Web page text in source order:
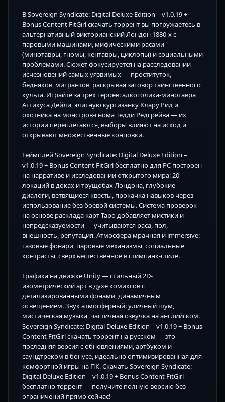
В Sovereign Syndicate: Digital Deluxe Edition – v1.0.19 +
Bonus Content FitGirl скачать торрент вы погружаетесь в
альтернативный викторианский Лондон 1880-х с
паровыми машинами, мифическими расами
(минотавры, гномы, кентавры, циклопы) и социальными
проблемами. Сюжет фокусируется на расследовании
исчезновений самых уязвимых — проституток,
бедняков, мигрантов, раскрывая заговор таинственного
культа. Играйте за трех героев: алкоголика-минотавра
Аттикуса Дейли, элитную куртизанку Клару Рид и
охотника на монстров-гнома Тедди Редгрейва — их
истории переплетаются, выборы влияют на исход и
открывают множественные концовки.
Геймплей Sovereign Syndicate: Digital Deluxe Edition –
v1.0.19 + Bonus Content FitGirl бесплатно для PC построен
на нарративе и исследовании открытого мира: 20
локаций в доках и трущобах Лондона, глубокие
диалоги, ветвящиеся квесты, прокачка навыков через
использование без боевой системы. Система проверок
на основе расклада карт Таро добавляет мистики и
непредсказуемости — учитываются раса, пол,
внешность, репутация. Атмосфера мрачная и immersive:
газовые фонари, паровые механизмы, социальные
контрасты, сверхъестественное в стимпанк-стиле.
Графика на движке Unity — стильный 2D-
изометрический арт в духе комиксов с
детализированными фонами, динамичным
освещением. Звук атмосферный: уличный шум,
мистическая музыка, частичная озвучка на английском.
Sovereign Syndicate: Digital Deluxe Edition – v1.0.19 + Bonus
Content FitGirl скачать торрент на русском — это
последняя версия с обновлениями, артбуком и
саундтреком в бонусе, идеально оптимизированная для
комфортной игры на ПК. Скачать Sovereign Syndicate:
Digital Deluxe Edition – v1.0.19 + Bonus Content FitGirl
бесплатно торрент — получите полную версию без
ограничений прямо сейчас!